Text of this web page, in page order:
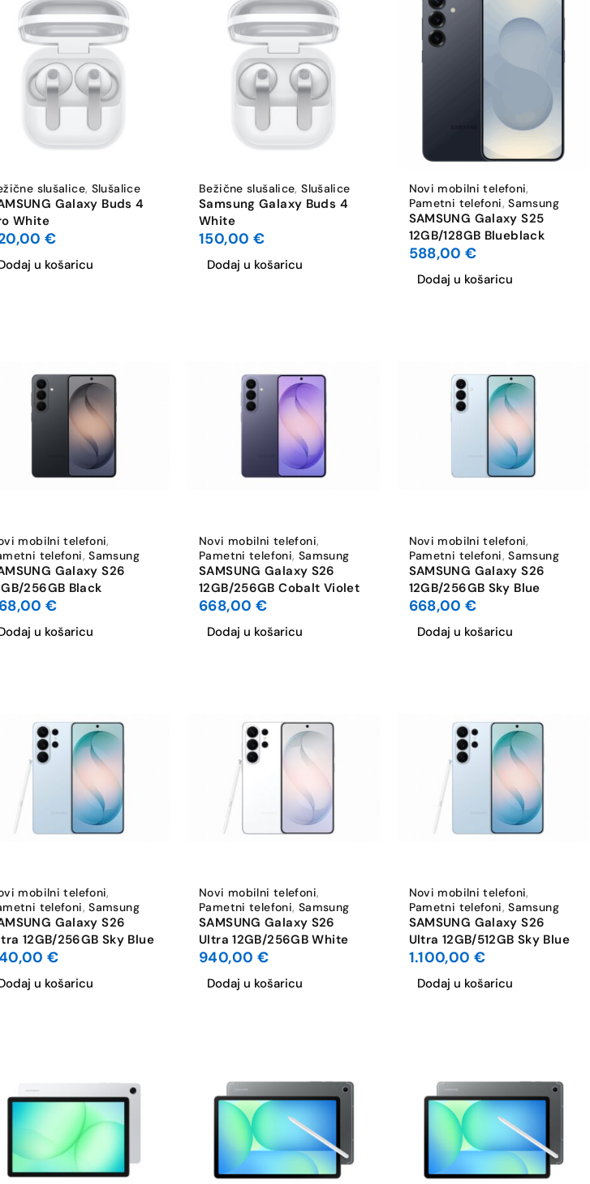
slušalice, Slušalice
Galaxy Buds 4
White
€
u košaricu
Bežične slušalice,Slušalice
Samsung Galaxy Buds 4
White
150,00 €
Dodaj u košaricu
Novi mobilni telefoni,
Pametni telefoni,Samsung
SAMSUNG Galaxy S25
12GB/128GB Blueblack
588,00€
Dodaj u košaricu
mobilni telefoni,
telefoni,Samsung
Galaxy S26
256GB Black
€
u košaricu
Novi mobilni telefoni,
Pametni telefoni, Samsung
SAMSUNG Galaxy S26
12GB/256GB Cobalt Violet
668,00 €
Dodaj u košaricu
Novi mobilni telefoni,
Pametni telefoni,Samsung
SAMSUNG Galaxy S26
12GB/256GB Sky Blue
668,00€
Dodaj u košaricu
mobilni telefoni,
telefoni,Samsung
Galaxy S26
12GB/256GB Sky Blue
€
u košaricu
Novi mobilni telefoni,
Pametni telefoni, Samsung
SAMSUNG Galaxy S26
Ultra 12GB/256GB White
940,00 €
Dodaj u košaricu
Novi mobilni telefoni,
Pametni telefoni,Samsung
SAMSUNG Galaxy S26
Ultra 12GB/512GB Sky Blue
1.100,00 €
Dodaj u košaricu